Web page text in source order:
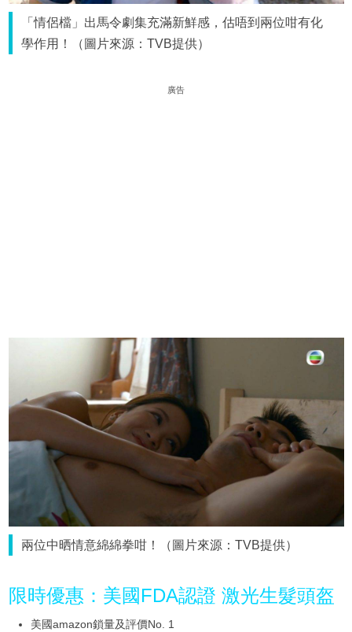
「情侶檔」出馬令劇集充滿新鮮感，估唔到兩位咁有化
學作用！（圖片來源：TVB提供）
廣告
兩位中晒情意綿綿拳咁！（圖片來源：TVB提供）
限時優惠：美國FDA認證 激光生髮頭盔
美國amazon鎖量及評價No. 1